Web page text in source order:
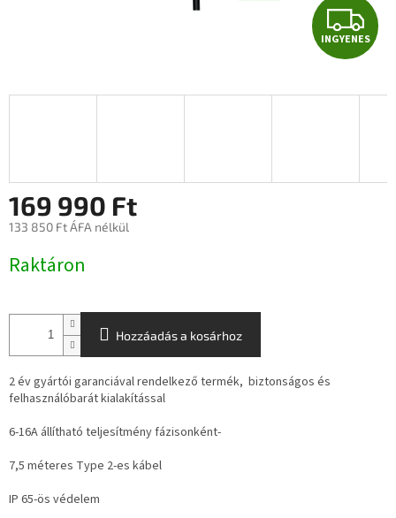
I
N
G
INGYENES
169 990 Ft
133 850 Ft ÁFA nélkül
Raktáron
Hozzáadás a kosárhoz
2 év gyártói garanciával rendelkező termék, biztonságos és
felhasználóbarát kialakítással
6-16A állítható teljesítmény fázisonként-
7,5 méteres Type 2-es kábel
IP 65-ös védelem